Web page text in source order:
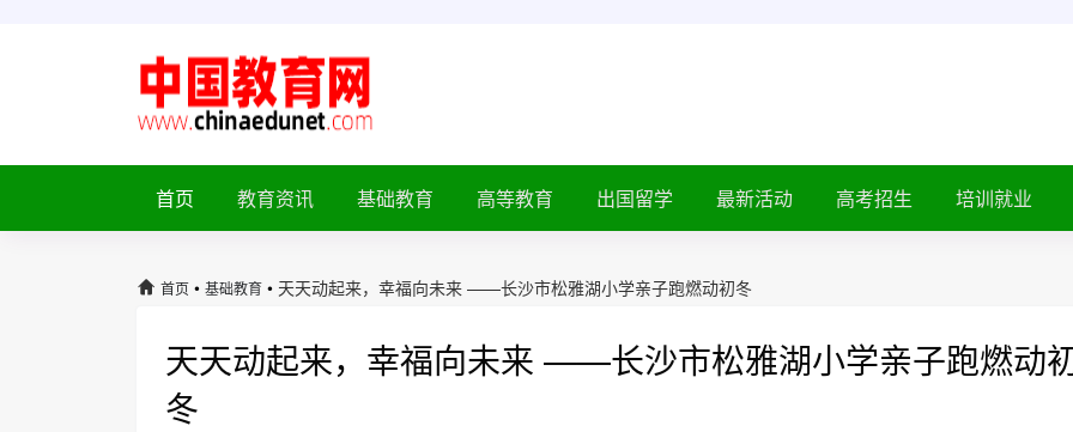
首页 教育资讯 基础教育 高等教育 出国留学 最新活动 高考招生 培训就业
首页 • 基础教育 • 天天动起来，幸福向未来 ——长沙市松雅湖小学亲子跑燃动初冬
天天动起来，幸福向未来 ——长沙市松雅湖小学亲子跑燃动
冬